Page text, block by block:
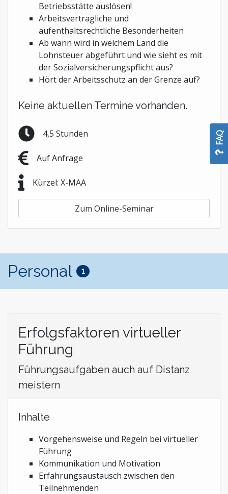
Betriebsstätte auslösen!
Arbeitsvertragliche und
aufenthaltsrechtliche Besonderheiten
Ab wann wird in welchem Land die
Lohnsteuer abgeführt und wie sieht es mit
der Sozialversicherungspflicht aus?
Hört der Arbeitsschutz an der Grenze auf?
Keine aktuellen Termine vorhanden.
4,5 Stunden
Auf Anfrage
Kürzel: X-MAA
Zum Online-Seminar
Personal 1
Erfolgsfaktoren virtueller
Führung
Führungsaufgaben auch auf Distanz
meistern
Inhalte
Vorgehensweise und Regeln bei virtueller
Führung
Kommunikation und Motivation
Erfahrungsaustausch zwischen den
Teilnehmenden
FAQ